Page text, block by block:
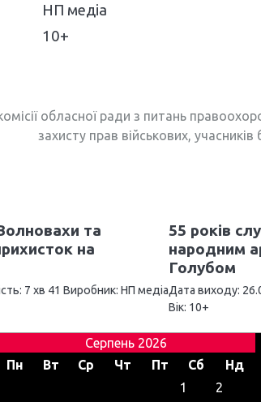
НП медіа
10+
обласної ради з питань
захисту прав військових,
та
на
7 хв 41 Виробник: НП медіа
55 років
народним
Голубом
Дата виходу:
Вік: 10+
Серпень 2026
Пн
Вт Ср Чт Пт Сб
Нд
1
2